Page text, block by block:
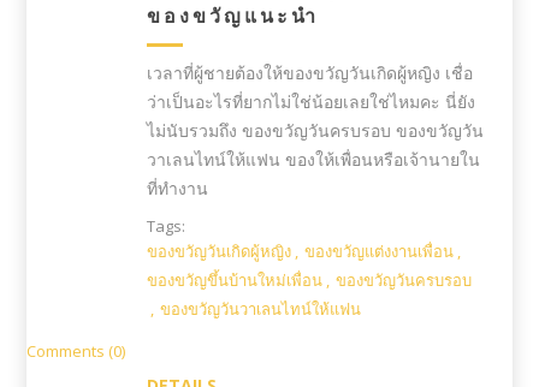
ของขวัญแนะนำ
เวลาที่ผู้ชายต้องให้ของขวัญวันเกิดผู้หญิง เชื่อ
ว่าเป็นอะไรที่ยากไม่ใช่น้อยเลยใช่ไหมคะ นี่ยัง
ไม่นับรวมถึง ของขวัญวันครบรอบ ของขวัญวัน
วาเลนไทน์ให้แฟน ของให้เพื่อนหรือเจ้านายใน
ที่ทำงาน
Tags:
ของขวัญวันเกิดผู้หญิง , ของขวัญแต่งงานเพื่อน ,
ของขวัญขึ้นบ้านใหม่เพื่อน , ของขวัญวันครบรอบ
, ของขวัญวันวาเลนไทน์ให้แฟน
Comments (0)